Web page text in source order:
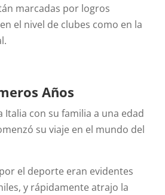
marcadas por logros
el nivel de clubes como en la
Años
Italia con su familia a una edad
su viaje en el mundo del
el deporte eran evidentes
y rápidamente atrajo la